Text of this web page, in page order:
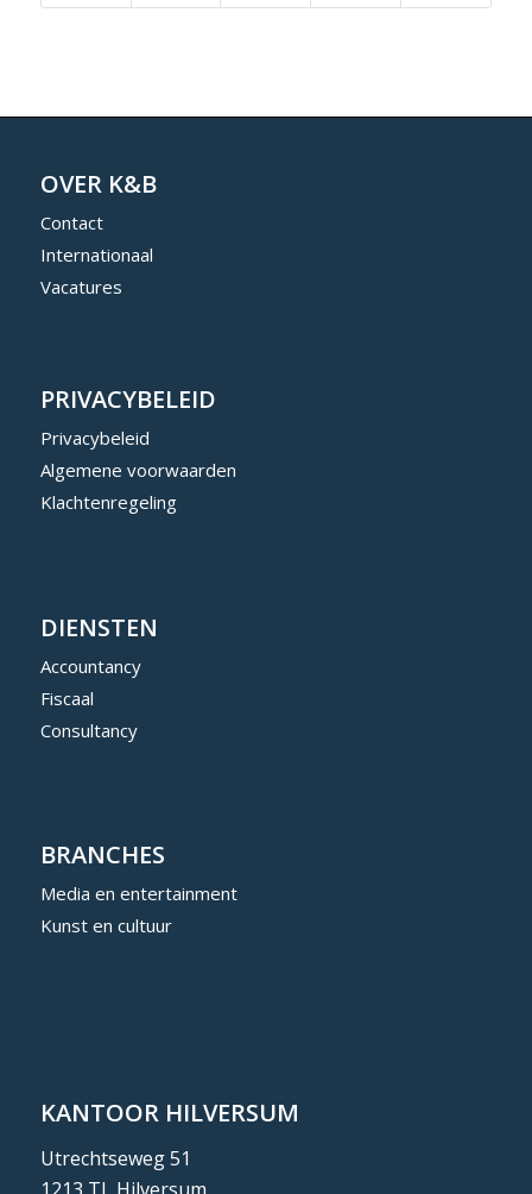
OVER K&B
Contact
Internationaal
Vacatures
PRIVACYBELEID
Privacybeleid
Algemene voorwaarden
Klachtenregeling
DIENSTEN
Accountancy
Fiscaal
Consultancy
BRANCHES
Media en entertainment
Kunst en cultuur
KANTOOR HILVERSUM
Utrechtseweg 51